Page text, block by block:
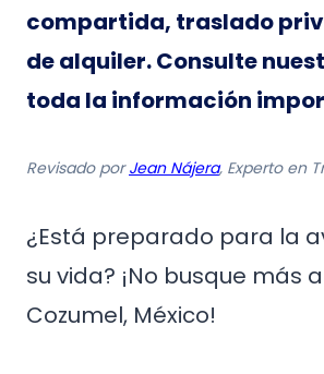
compartida, traslado
de alquiler. Consulte
toda la información
Revisado porJean Nájera, Experto en
¿Está preparado para la
su vida? ¡No busque más
Cozumel, México!